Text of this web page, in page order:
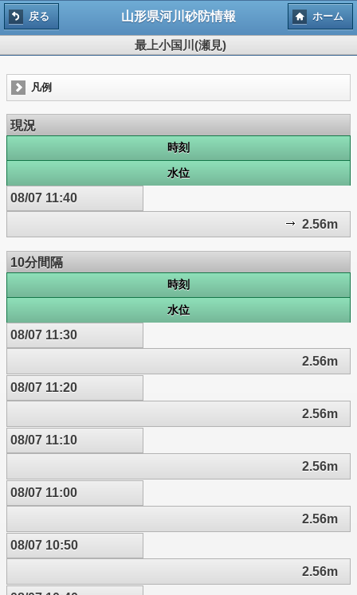
戻る 山形県河川砂防情報 ホーム
最上小国川(瀬見)
凡例
現況
時刻
水位
08/07 11:40
2.56m
10分間隔
時刻
水位
08/07 11:30
2.56m
08/07 11:20
2.56m
08/07 11:10
2.56m
08/07 11:00
2.56m
08/07 10:50
2.56m